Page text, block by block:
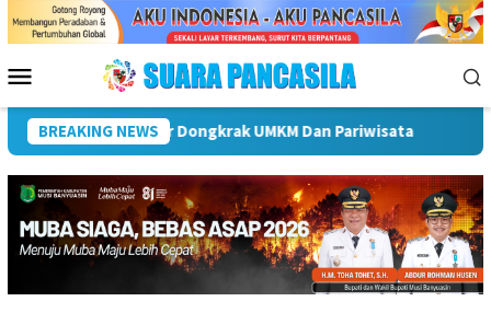
Menu
Mobile
BREAKING NEWS
Penyaluran DAK Fisik Dan Dana Desa Di Rejang